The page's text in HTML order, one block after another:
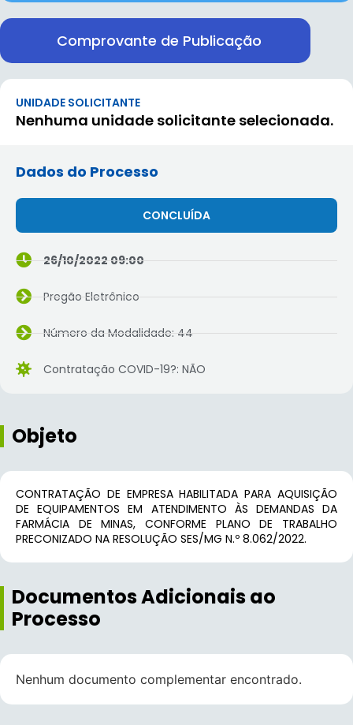
Comprovante de Publicação
UNIDADE SOLICITANTE
Nenhuma unidade solicitante selecionada.
Dados do Processo
CONCLUÍDA
26/10/2022 09:00
Pregão Eletrônico
Número da Modalidade: 44
Contratação COVID-19?: NÃO
Objeto
CONTRATAÇÃO DE EMPRESA HABILITADA PARA AQUISIÇÃO
DE EQUIPAMENTOS EM ATENDIMENTO ÀS DEMANDAS DA
FARMÁCIA DE MINAS, CONFORME PLANO DE TRABALHO
PRECONIZADO NA RESOLUÇÃO SES/MG N.º 8.062/2022.
Documentos Adicionais ao
Processo
Nenhum documento complementar encontrado.